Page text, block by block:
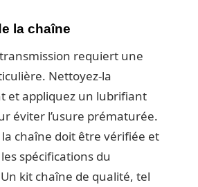
la chaîne
requiert une
Nettoyez-la
et appliquez un lubrifiant
éviter l’usure prématurée.
chaîne doit être vérifiée et
spécifications du
kit chaîne de qualité, tel